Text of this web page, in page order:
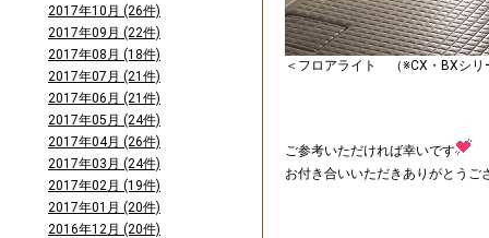
＜フロアライト （※CX・BXシリ
ご参考いただければ幸いです
お付き合いいただきありがとうご
2017年10月 (26件)
2017年09月 (22件)
2017年08月 (18件)
2017年07月 (21件)
2017年06月 (21件)
2017年05月 (24件)
2017年04月 (26件)
2017年03月 (24件)
2017年02月 (19件)
2017年01月 (20件)
2016年12月 (20件)